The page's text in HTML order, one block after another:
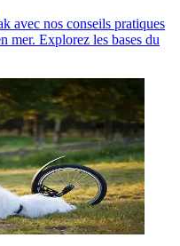
avec nos conseils pratiques
mer. Explorez les bases du